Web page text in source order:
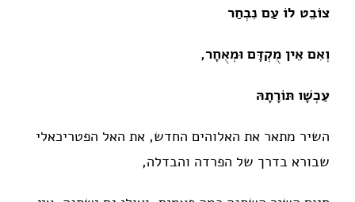
צוֹבֵט לוֹ עַם נִבְחַר
וְאִם אֵין מֻקְדָּם וּמְאֻחָר,
עַכְשָׁו תּוֹרָתָהּ
השיר מתאר את האלוהים החדש, את האל הפטריכאלי
שבורא בדרך של הפרדה והבדלה,